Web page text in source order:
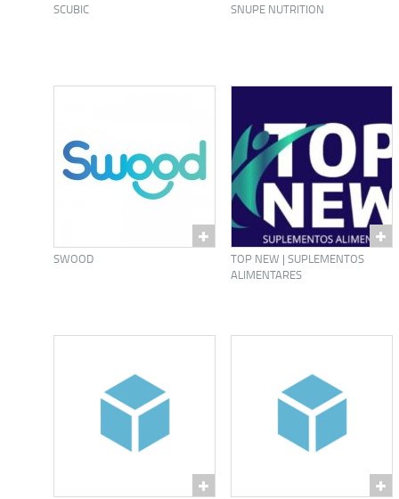
SCUBIC SNUPE NUTRITION
SWOOD
TOP NEW | SUPLEMENTOS
ALIMENTARES